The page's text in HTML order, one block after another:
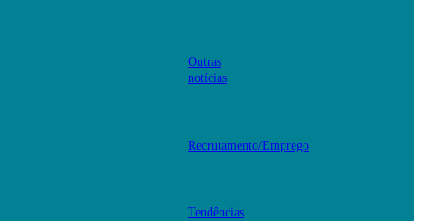
Outras
notícias
Recrutamento/Emprego
Tendências